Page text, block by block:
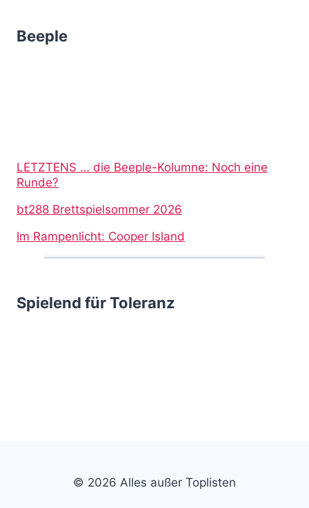
Beeple
LETZTENS … die Beeple-Kolumne: Noch eine
Runde?
bt288 Brettspielsommer 2026
Im Rampenlicht: Cooper Island
Spielend für Toleranz
© 2026 Alles außer Toplisten